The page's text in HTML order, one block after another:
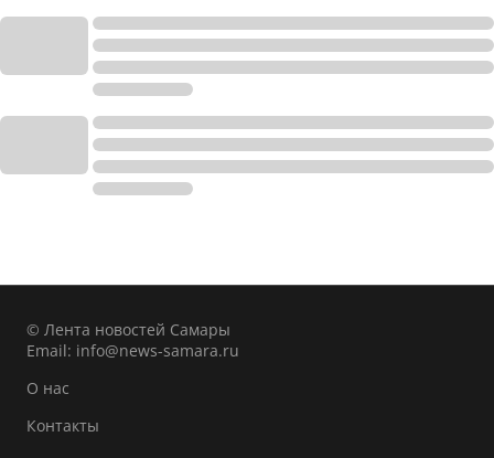
© Лента новостей Самары
Email: info@news-samara.ru
О нас
Контакты